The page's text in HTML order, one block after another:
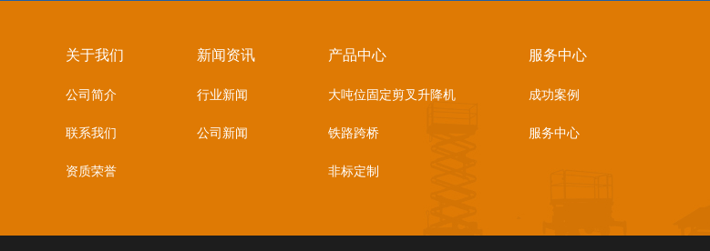
关于我们
公司简介
联系我们
资质荣誉
新闻资讯
行业新闻
公司新闻
产品中心
大吨位固定剪叉升降机
铁路跨桥
非标定制
服务中心
成功案例
服务中心